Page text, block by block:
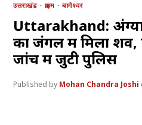
उत्तराखंड क्राइम बागेश्वर
Uttarakhand:
का जंगल में मिला शव,
जांच में जुटी पुलिस
Mohan Chandra Joshi